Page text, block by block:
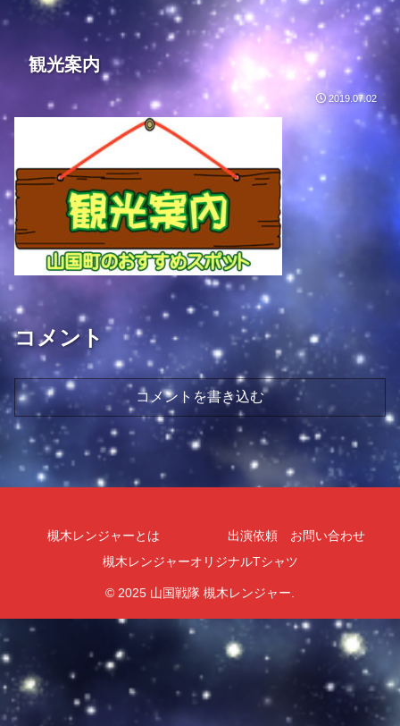
観光案内
2019.07.02
コメント
コメントを書き込む
槻木レンジャーとは
出演依頼 お問い合わせ
槻木レンジャーオリジナルTシャツ
© 2025 山国戦隊 槻木レンジャー.